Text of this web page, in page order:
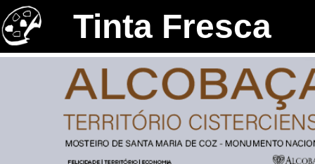
Tinta Fresca